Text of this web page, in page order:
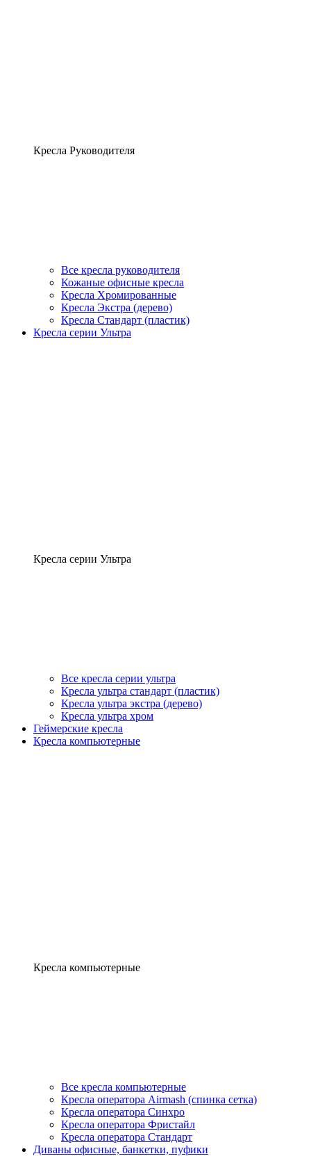
Кресла Руководителя
Все кресла руководителя
Кожаные офисные кресла
Кресла Хромированные
Кресла Экстра (дерево)
Кресла Стандарт (пластик)
Кресла серии Ультра
Кресла серии Ультра
Все кресла серии ультра
Кресла ультра стандарт (пластик)
Кресла ультра экстра (дерево)
Кресла ультра хром
Геймерские кресла
Кресла компьютерные
Кресла компьютерные
Все кресла компьютерные
Кресла оператора Airmash (спинка сетка)
Кресла оператора Синхро
Кресла оператора Фристайл
Кресла оператора Стандарт
Диваны офисные, банкетки, пуфики